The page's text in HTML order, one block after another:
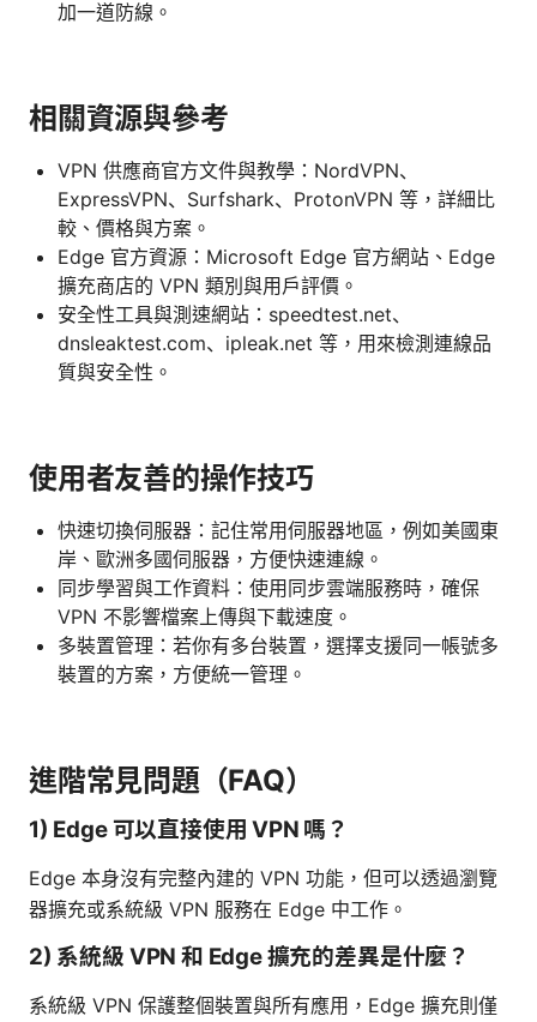
加一道防線。
相關資源與參考
VPN 供應商官方文件與教學：NordVPN、
ExpressVPN、Surfshark、ProtonVPN 等，詳細比
較、價格與方案。
Edge 官方資源：Microsoft Edge 官方網站、Edge
擴充商店的 VPN 類別與用戶評價。
安全性工具與測速網站：speedtest.net、
dnsleaktest.com、ipleak.net 等，用來檢測連線品
質與安全性。
使用者友善的操作技巧
快速切換伺服器：記住常用伺服器地區，例如美國東
岸、歐洲多國伺服器，方便快速連線。
同步學習與工作資料：使用同步雲端服務時，確保
VPN 不影響檔案上傳與下載速度。
多裝置管理：若你有多台裝置，選擇支援同一帳號多
裝置的方案，方便統一管理。
進階常見問題（FAQ）
1) Edge 可以直接使用 VPN 嗎？
Edge 本身沒有完整內建的 VPN 功能，但可以透過瀏覽
器擴充或系統級 VPN 服務在 Edge 中工作。
2) 系統級 VPN 和 Edge 擴充的差異是什麼？
系統級 VPN 保護整個裝置與所有應用，Edge 擴充則僅